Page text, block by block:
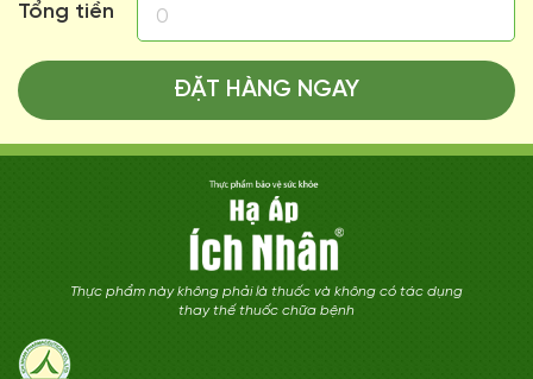
Tổng tiền
ĐẶT HÀNG NGAY
Thực phẩm này không phải là thuốc và không có tác dụng
thay thế thuốc chữa bệnh